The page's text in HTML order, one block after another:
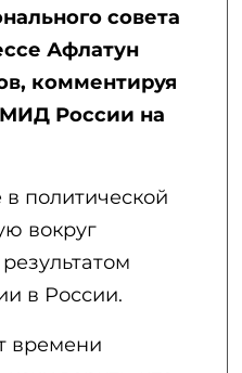
совета
Афлатун
комментируя
МИД России на
политической
вокруг
в России.
времени